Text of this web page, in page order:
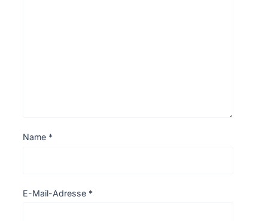
Name *
E-Mail-Adresse *